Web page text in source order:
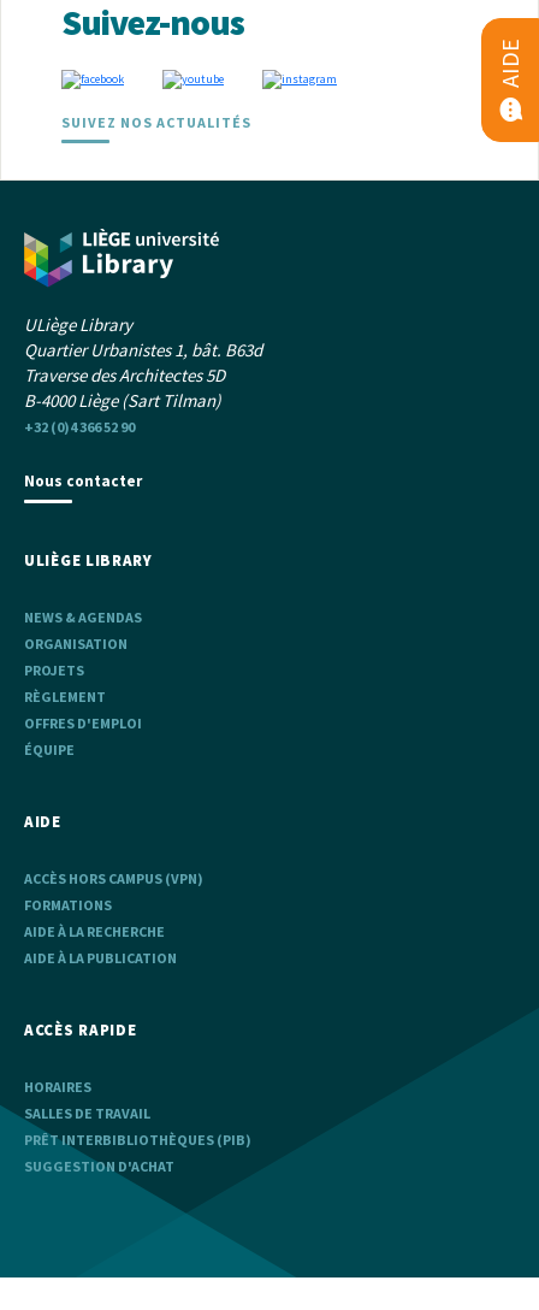
Suivez-nous
SUIVEZ NOS ACTUALITÉS
ULiège Library
Quartier Urbanistes 1, bât. B63d
Traverse des Architectes 5D
B-4000 Liège (Sart Tilman)
+32 (0)4 366 52 90
Nous contacter
ULIÈGE LIBRARY
NEWS & AGENDAS
ORGANISATION
PROJETS
RÈGLEMENT
OFFRES D'EMPLOI
ÉQUIPE
AIDE
ACCÈS HORS CAMPUS (VPN)
FORMATIONS
AIDE À LA RECHERCHE
AIDE À LA PUBLICATION
ACCÈS RAPIDE
HORAIRES
SALLES DE TRAVAIL
PRÊT INTERBIBLIOTHÈQUES (PIB)
SUGGESTION D'ACHAT
AIDE